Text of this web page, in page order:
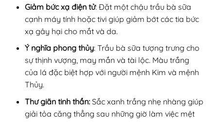
Giảm bức xạ điện tử: Đặt một chậu trầu bà sữa
cạnh máy tính hoặc tivi giúp giảm bớt các tia bức
xạ gây hại cho mắt và da.
Ý nghĩa phong thủy: Trầu bà sữa tượng trưng cho
sự thịnh vượng, may mắn và tài lộc. Màu trắng
của lá đặc biệt hợp với người mệnh Kim và mệnh
Thủy.
Thư giãn tinh thần:Sắc xanh trắng nhẹ nhàng giúp
giải tỏa căng thẳng sau những giờ làm việc mệt